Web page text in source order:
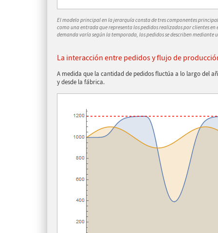
El modelo principal en la jerarquía consta de tres componentes
como una entrada que representa los pedidos realizados por clientes
demanda varía según la temporada, los pedidos se describen mediante
La interacción entre pedidos y flujo de
A medida que la cantidad de pedidos fluctúa a lo largo del
y desde la fábrica.